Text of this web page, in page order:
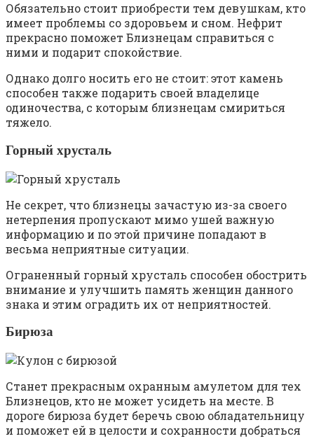
Обязательно стоит приобрести тем девушкам, кто
имеет проблемы со здоровьем и сном. Нефрит
прекрасно поможет Близнецам справиться с
ними и подарит спокойствие.
Однако долго носить его не стоит: этот камень
способен также подарить своей владелице
одиночества, с которым близнецам смириться
тяжело.
Горный хрусталь
Не секрет, что близнецы зачастую из-за своего
нетерпения пропускают мимо ушей важную
информацию и по этой причине попадают в
весьма неприятные ситуации.
Ограненный горный хрусталь способен обострить
внимание и улучшить память женщин данного
знака и этим оградить их от неприятностей.
Бирюза
Станет прекрасным охранным амулетом для тех
Близнецов, кто не может усидеть на месте. В
дороге бирюза будет беречь свою обладательницу
и поможет ей в целости и сохранности добраться